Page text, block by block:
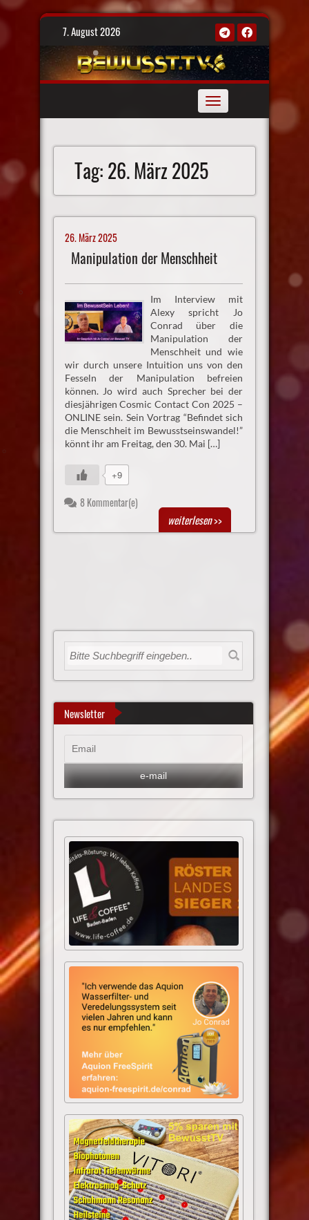
Skip
7. August 2026
Toggle
navigation
Tag:26. März 2025
26. März 2025
Manipulation der Menschheit
Im Interview mit
Alexy spricht Jo
Conrad über die
Manipulation der
Menschheit und wie
wir durch unsere Intuition uns von den
Fesseln der Manipulation befreien
können. Jo wird auch Sprecher bei der
diesjährigen Cosmic Contact Con 2025 –
ONLINE sein. Sein Vortrag “Befindet sich
die Menschheit im Bewusstseinswandel!”
könnt ihr am Freitag, den 30. Mai […]
+9
8 Kommentar(e)
weiterlesen>>
Newsletter